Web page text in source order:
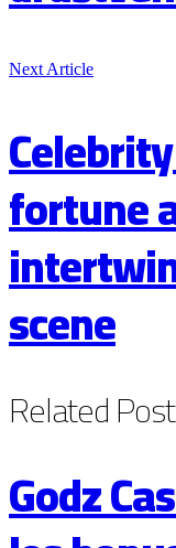
Next Article
fortune
scene
RelatedPost
Godz